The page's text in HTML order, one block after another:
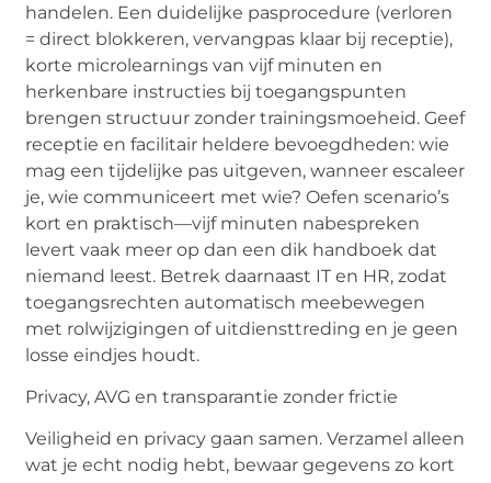
handelen. Een duidelijke pasprocedure (verloren
= direct blokkeren, vervangpas klaar bij receptie),
korte microlearnings van vijf minuten en
herkenbare instructies bij toegangspunten
brengen structuur zonder trainingsmoeheid. Geef
receptie en facilitair heldere bevoegdheden: wie
mag een tijdelijke pas uitgeven, wanneer escaleer
je, wie communiceert met wie? Oefen scenario’s
kort en praktisch—vijf minuten nabespreken
levert vaak meer op dan een dik handboek dat
niemand leest. Betrek daarnaast IT en HR, zodat
toegangsrechten automatisch meebewegen
met rolwijzigingen of uitdiensttreding en je geen
losse eindjes houdt.
Privacy, AVG en transparantie zonder frictie
Veiligheid en privacy gaan samen. Verzamel alleen
wat je echt nodig hebt, bewaar gegevens zo kort